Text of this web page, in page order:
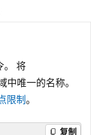
。 将
中唯一的名称。
限制。
复制